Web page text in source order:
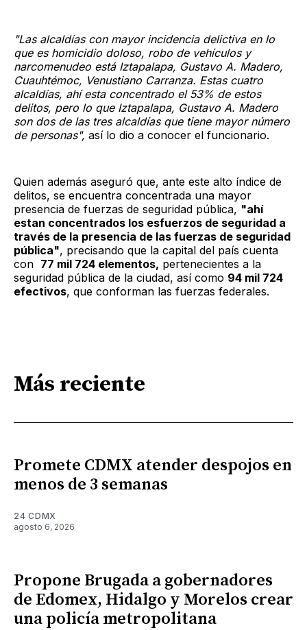
"Las alcaldías con mayor incidencia delictiva en lo
que es homicidio doloso, robo de vehículos y
narcomenudeo está Iztapalapa, Gustavo A. Madero,
Cuauhtémoc, Venustiano Carranza. Estas cuatro
alcaldías, ahí esta concentrado el 53% de estos
delitos, pero lo que Iztapalapa, Gustavo A. Madero
son dos de las tres alcaldías que tiene mayor número
de personas", así lo dio a conocer el funcionario.
Quien además aseguró que, ante este alto índice de
delitos, se encuentra concentrada una mayor
presencia de fuerzas de seguridad pública, "ahí
estan concentrados los esfuerzos de seguridad a
través de la presencia de las fuerzas de seguridad
pública", precisando que la capital del país cuenta
con 77 mil 724 elementos, pertenecientes a la
seguridad pública de la ciudad, así como 94 mil 724
efectivos, que conforman las fuerzas federales.
Más reciente
Promete CDMX atender despojos en
menos de 3 semanas
24 CDMX
agosto 6, 2026
Propone Brugada a gobernadores
de Edomex, Hidalgo y Morelos crear
una policía metropolitana